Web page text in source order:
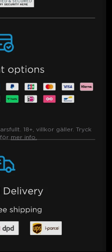
18+, villkor gäller. Tryck
mer info.